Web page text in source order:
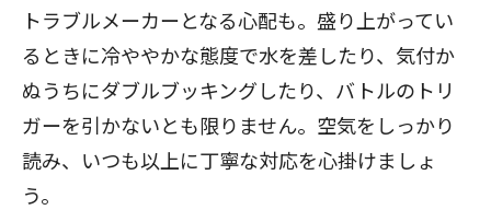
トラブルメーカーとなる心配も。盛り上がってい
るときに冷ややかな態度で水を差したり、気付か
ぬうちにダブルブッキングしたり、バトルのトリ
ガーを引かないとも限りません。空気をしっかり
読み、いつも以上に丁寧な対応を心掛けましょ
う。